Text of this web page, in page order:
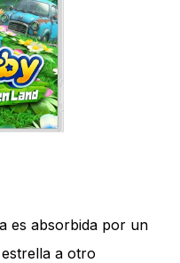
es absorbida por un
a otro